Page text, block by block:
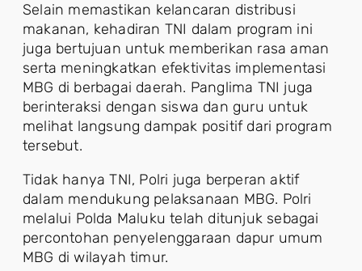
Selain memastikan kelancaran distribusi
makanan, kehadiran TNI dalam program ini
juga bertujuan untuk memberikan rasa aman
serta meningkatkan efektivitas implementasi
MBG di berbagai daerah. Panglima TNI juga
berinteraksi dengan siswa dan guru untuk
melihat langsung dampak positif dari program
tersebut.
Tidak hanya TNI, Polri juga berperan aktif
dalam mendukung pelaksanaan MBG. Polri
melalui Polda Maluku telah ditunjuk sebagai
percontohan penyelenggaraan dapur umum
MBG di wilayah timur.